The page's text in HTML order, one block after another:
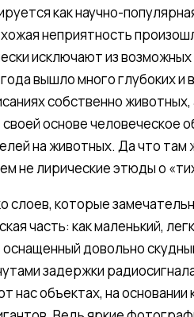
как научно-
неприятность
исключают из возможных
вышло много глубоких и
собственно
основе человеческое
на животных. Да что
не лирические этюды о
слоев, которые
часть: как маленький,
оснащенный довольно
задержки
нас объектах, на